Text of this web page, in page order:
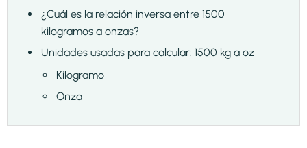
¿Cuál es la relación inversa entre 1500
kilogramos a onzas?
Unidades usadas para calcular: 1500 kg a oz
Kilogramo
Onza